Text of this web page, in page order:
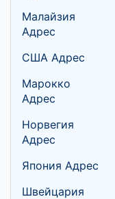
Малайзия
Адрес
США Адрес
Марокко
Адрес
Норвегия
Адрес
Япония Адрес
Швейцария